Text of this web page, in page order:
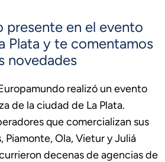
presente en el evento
Plata y te comentamos
novedades
realizó un evento
de la ciudad de La Plata.
que comercializan sus
Piamonte, Ola, Vietur y Juliá
decenas de agencias de